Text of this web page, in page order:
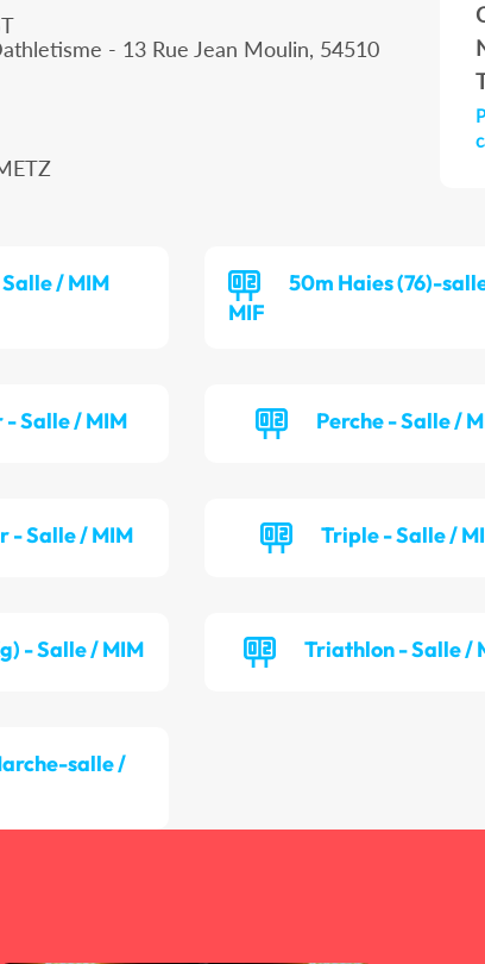
- 13 Rue Jean Moulin, 54510
/ MIM
50m Haies (76)-
MIF
Salle / MIM Perche - Salle /
- Salle / MIM Triple - Salle /
- Salle / MIM Triathlon - Salle /
salle /